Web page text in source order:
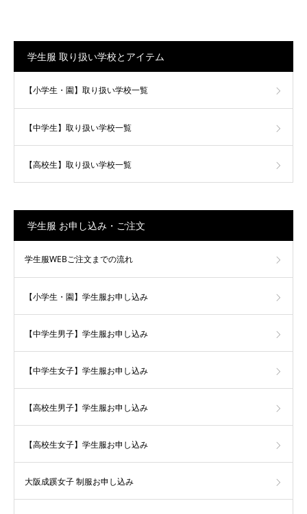
学生服 取り扱い学校とアイテム
【小学生・園】取り扱い学校一覧
【中学生】取り扱い学校一覧
【高校生】取り扱い学校一覧
学生服 お申し込み・ご注文
学生服WEBご注文までの流れ
【小学生・園】学生服お申し込み
【中学生男子】学生服お申し込み
【中学生女子】学生服お申し込み
【高校生男子】学生服お申し込み
【高校生女子】学生服お申し込み
大阪成蹊女子 制服お申し込み